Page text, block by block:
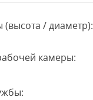
(высота / диаметр):
камеры: